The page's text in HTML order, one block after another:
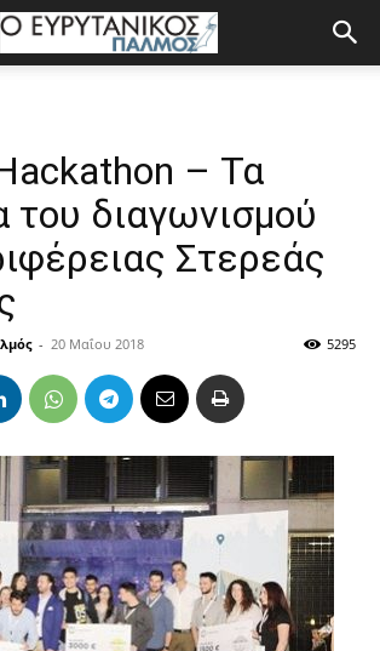
– Τα
του διαγωνισμού
Στερεάς
- 20 Μαΐου 2018 5295